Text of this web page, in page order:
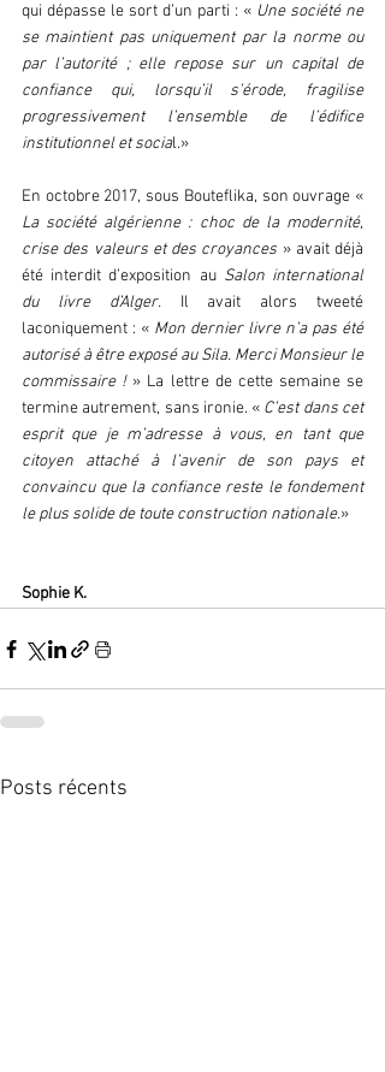
qui dépasse le sort d’un parti : « Une société ne
se maintient pas uniquement par la norme ou
par l’autorité ; elle repose sur un capital de
confiance qui, lorsqu’il s’érode, fragilise
progressivement l’ensemble de l’édifice
institutionnel et social.»
La société algérienne : choc de la modernité,
crise des valeurs et des croyances » avait déjà
été interdit d’exposition au Salon international
du livre d’Alger. Il avait alors tweeté
laconiquement : « Mon dernier livre n’a pas été
autorisé à être exposé au Sila. Merci Monsieur le
commissaire ! » La lettre de cette semaine se
termine autrement, sans ironie. « C’est dans cet
esprit que je m’adresse à vous, en tant que
citoyen attaché à l’avenir de son pays et
convaincu que la confiance reste le fondement
le plus solide de toute construction nationale.»
Sophie K.
Posts récents